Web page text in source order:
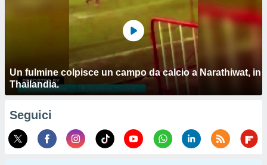
Un fulmine colpisce un campo da calcio a Narathiwat, in
Thailandia.
Seguici